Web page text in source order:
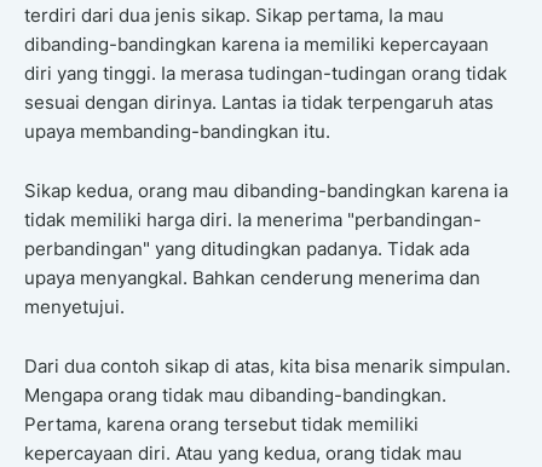
terdiri dari dua jenis sikap. Sikap pertama, Ia mau
dibanding-bandingkan karena ia memiliki kepercayaan
diri yang tinggi. Ia merasa tudingan-tudingan orang tidak
sesuai dengan dirinya. Lantas ia tidak terpengaruh atas
upaya membanding-bandingkan itu.
Sikap kedua, orang mau dibanding-bandingkan karena ia
tidak memiliki harga diri. Ia menerima "perbandingan-
perbandingan" yang ditudingkan padanya. Tidak ada
upaya menyangkal. Bahkan cenderung menerima dan
menyetujui.
Dari dua contoh sikap di atas, kita bisa menarik simpulan.
Mengapa orang tidak mau dibanding-bandingkan.
Pertama, karena orang tersebut tidak memiliki
kepercayaan diri. Atau yang kedua, orang tidak mau